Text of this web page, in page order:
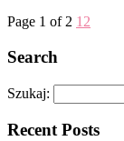
Page 1 of 2 1 2
Search
Szukaj:
Recent Posts